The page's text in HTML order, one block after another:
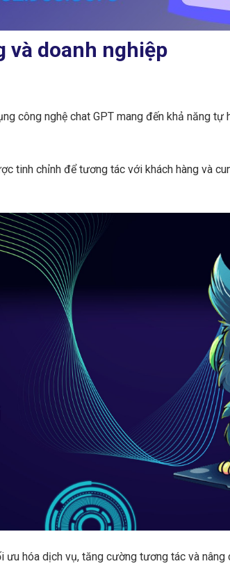
và doanh nghiệp
công nghệ chat GPT mang đến khả năng
tinh chỉnh để tương tác với khách hàng và
hóa dịch vụ, tăng cường tương tác và nâng